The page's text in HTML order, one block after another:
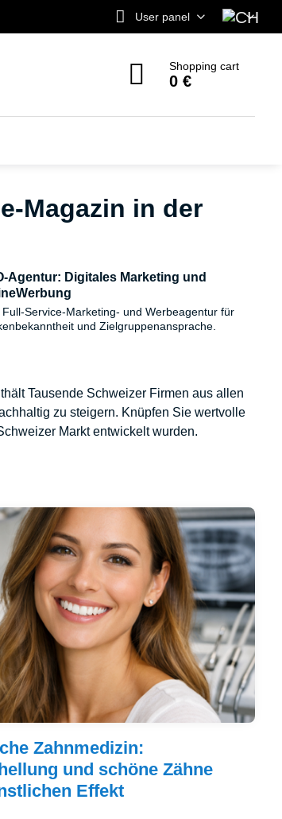
User panel
Shopping cart
0 €
Magazin in der
Agentur: Digitales Marketing und
Full-Service-Marketing- und Werbeagentur für
und Zielgruppenansprache.
Tausende Schweizer Firmen aus allen
zu steigern. Knüpfen Sie wertvolle
Markt entwickelt wurden.
Zahnmedizin:
und schöne Zähne
Effekt